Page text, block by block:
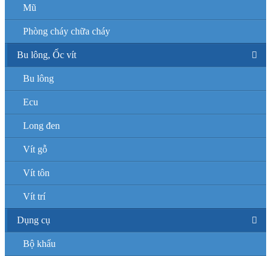
Mũ
Phòng cháy chữa cháy
Bu lông, Ốc vít
Bu lông
Ecu
Long đen
Vít gỗ
Vít tôn
Vít trí
Dụng cụ
Bộ khẩu